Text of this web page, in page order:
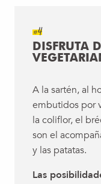
#4
DISFRUTA
A la sartén, al
embutidos por
la coliflor, el
son el
y las patatas.
Las